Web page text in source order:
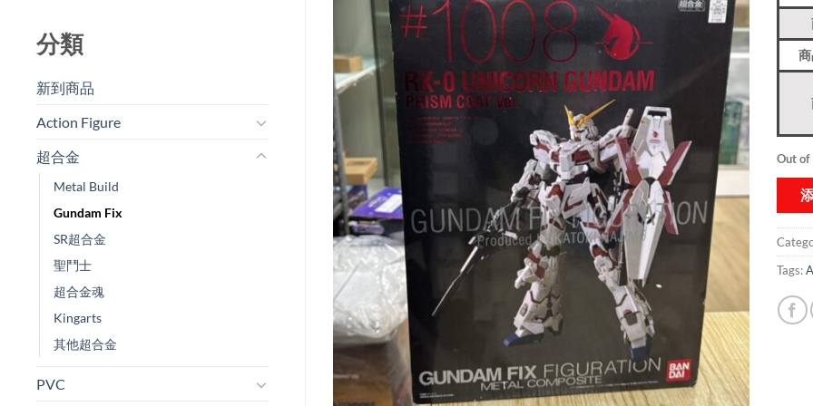
分類
新到商品​
Action Figure
超合金
Metal Build
Gundam Fix
SR超合金
聖鬥士
超合金魂
Kingarts
其他超合金
PVC
Out of
Tags: